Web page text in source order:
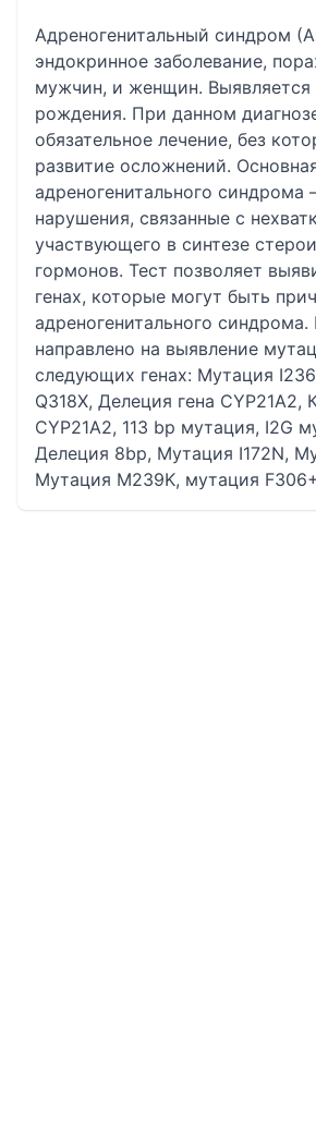
Адреногенитальный синдром
эндокринное заболевание,
мужчин, и женщин. Выявляется
рождения. При данном
обязательное лечение, без
развитие осложнений.
адреногенитального синдрома
нарушения, связанные с
участвующего в синтезе
гормонов. Тест позволяет
генах, которые могут быть
адреногенитального
направлено на выявление
следующих генах: Мутация
Q318X, Делеция гена CYP21A2,
CYP21A2, 113 bp мутация, I2G
Делеция 8bp, Мутация I172N,
Мутация M239K, мутация